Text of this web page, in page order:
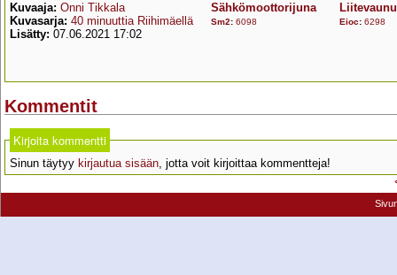
Kuvaaja: Onni Tikkala
Kuvasarja: 40 minuuttia Riihimäellä
Lisätty: 07.06.2021 17:02
Sähkömoottorijuna
Sm2: 6098 Eioc: 6298
Kommentit
Kirjoita kommentti
Sinun täytyy kirjautua sisään, jotta voit kirjoittaa kommentteja!